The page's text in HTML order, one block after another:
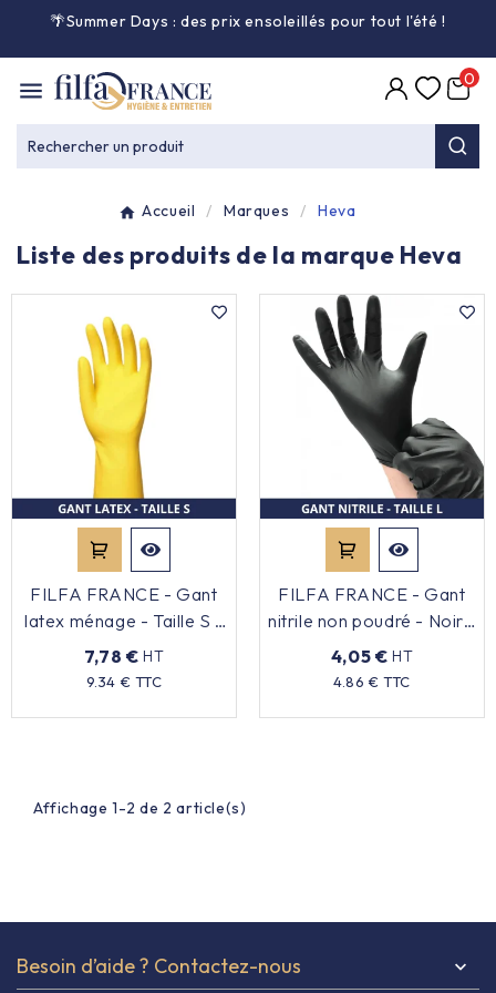
🌴Summer Days : des prix ensoleillés pour tout l'été!

Entretien général
Équipement & matériel 
Produit ouate 
Produit d'accueil 
Hygiène mains
Alimentaire & jetable
Équipement cuisine pro
PROMOTION
Les nouveaux produits
Rechercher un produit
0
Accueil Marques Heva
Liste des produits de la marque Heva
FILFA FRANCE - Gant
latex ménage - Taille S -
x10
7,78 € HT
9.34 € TTC
Prix
FILFA FRANCE - Gant
nitrile non poudré - Noir -
Taille L x100
4,05 € HT
4.86 € TTC
Prix
Affichage 1-2 de 2 article(s)
Besoin d’aide ? Contactez-nous 